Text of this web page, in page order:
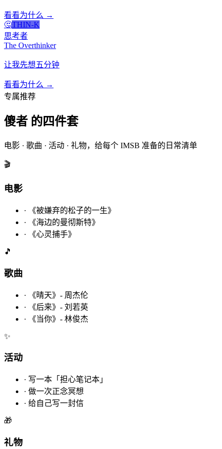
看看为什么 →
🤔THIN-K
思考者
The Overthinker
让我先想五分钟
看看为什么 →
专属推荐
傻者 的四件套
电影 · 歌曲 · 活动 · 礼物，给每个 IMSB 准备的日常清单
🎬
电影
·
《被嫌弃的松子的一生》
·
《海边的曼彻斯特》
·
《心灵捕手》
🎵
歌曲
·
《晴天》- 周杰伦
·
《后来》- 刘若英
·
《当你》- 林俊杰
✨
活动
· 写一本「担心笔记本」
· 做一次正念冥想
· 给自己写一封信
🎁
礼物